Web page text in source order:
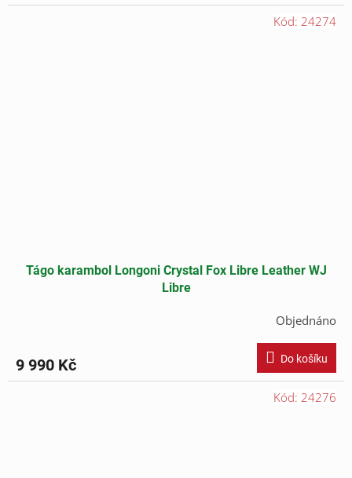
Tágo karambol Longoni Crystal Fox Libre Leather WJ
Libre
Objednáno
9 990 Kč Do košíku
Kód: 24274
Kód: 24276